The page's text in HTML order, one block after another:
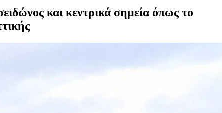
και κεντρικά σημεία όπως το